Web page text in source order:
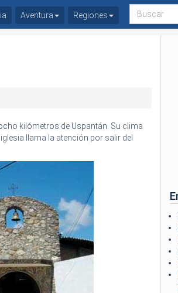
kilómetros de Uspantán. Su clima
llama la atención por salir del
Aventura Regiones